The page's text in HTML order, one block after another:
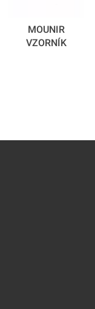
MOUNIR
VZORNÍK